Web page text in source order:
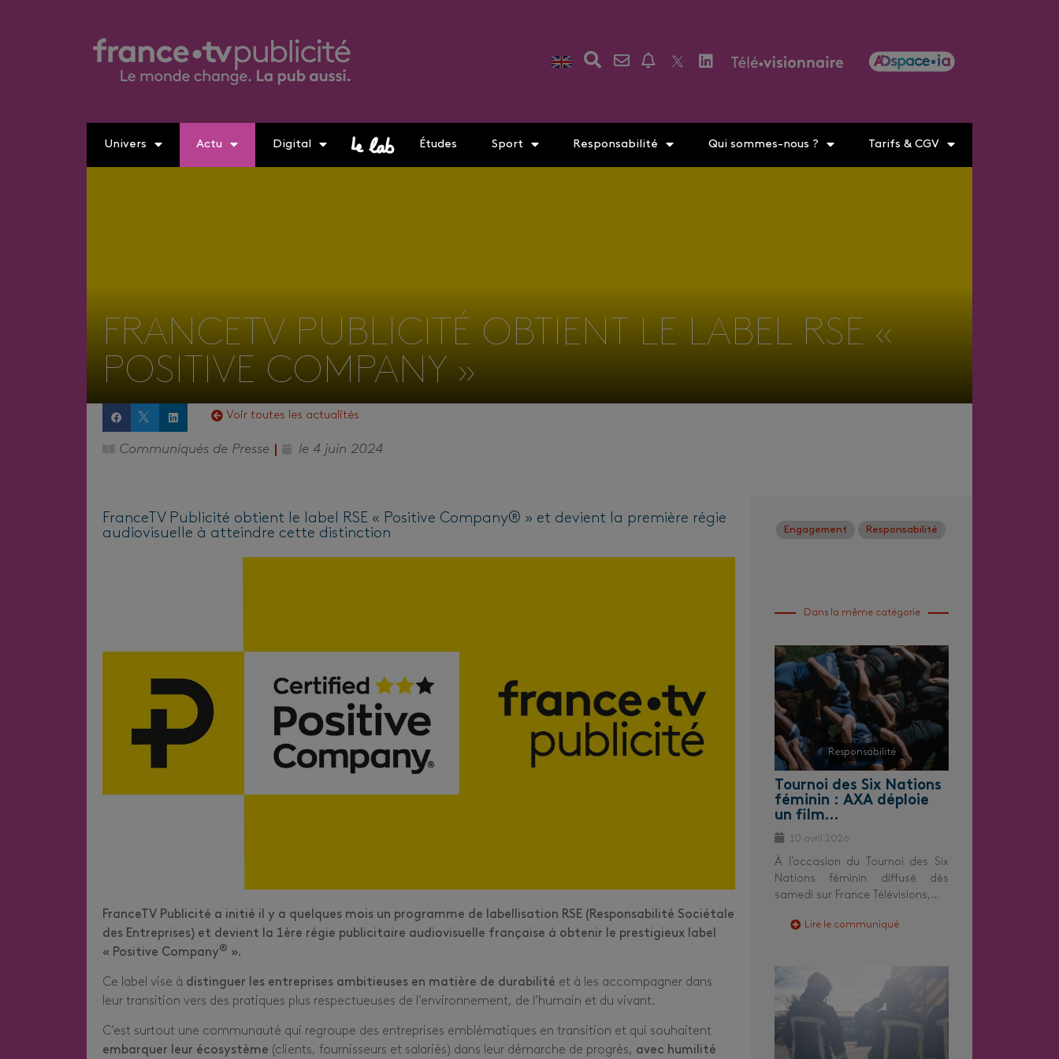
Univers Actu Digital Études Sport Responsabilité Qui sommes-nous ? Tarifs & CGV
FRANCETV PUBLICITÉ OBTIENT LE LABEL RSE «
POSITIVE COMPANY »
Voir toutes les actualités
Communiqués de Presse le 4 juin 2024
FranceTV Publicité obtient le label RSE « Positive Company® » et devient la première régie
audiovisuelle à atteindre cette distinction
FranceTV Publicité a initié il y a quelques mois un programme de labellisation RSE (Responsabilité Sociétale
des Entreprises) et devient la 1ère régie publicitaire audiovisuelle française à obtenir le prestigieux label
« Positive Company® ».
Ce label vise à distinguer les entreprises ambitieuses en matière de durabilité et à les accompagner dans
leur transition vers des pratiques plus respectueuses de l’environnement, de l’humain et du vivant.
C’est surtout une communauté qui regroupe des entreprises emblématiques en transition et qui souhaitent
embarquer leur écosystème (clients, fournisseurs et salariés) dans leur démarche de progrès, avec humilité
Engagement Responsabilité
Dans la même catégorie
Responsabilité
Tournoi des Six Nations
féminin : AXA déploie
un film…
10 avril 2026
À l’occasion du Tournoi des Six
Nations féminin diffusé dès
samedi sur France Télévisions,…
Lire le communiqué